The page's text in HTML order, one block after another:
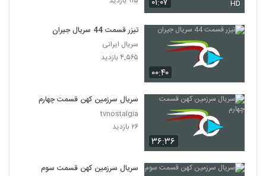
HD
۰۰:۴۰
تیزر قسمت 44 سریال جیران
سریال ایرانی
۴,۵۶۵ بازدید
۳۶:۳۶
سریال سرزمین کهن قسمت چهارم
tvnostalgia
۲۶ بازدید
سریال سرزمین کهن قسمت سوم